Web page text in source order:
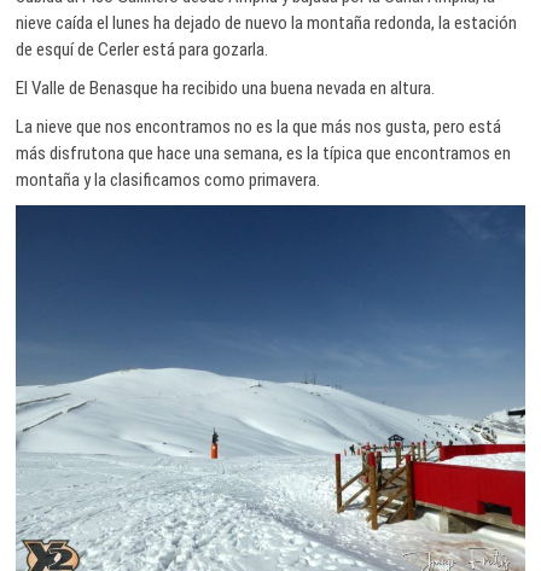
nieve caída el lunes ha dejado de nuevo la montaña redonda, la estación
de esquí de Cerler está para gozarla.
El Valle de Benasque ha recibido una buena nevada en altura.
La nieve que nos encontramos no es la que más nos gusta, pero está
más disfrutona que hace una semana, es la típica que encontramos en
montaña y la clasificamos como primavera.